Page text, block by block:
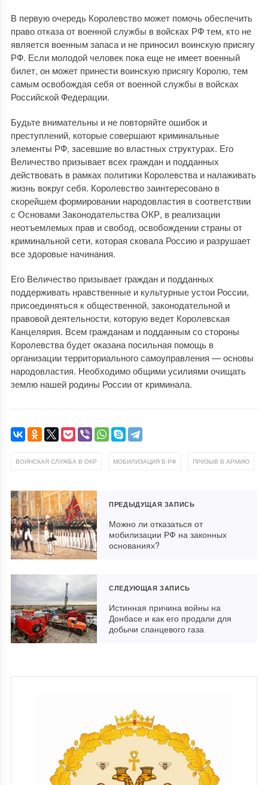
В первую очередь Королевство может помочь обеспечить
право отказа от военной службы в войсках РФ тем, кто не
является военным запаса и не приносил воинскую присягу
РФ. Если молодой человек пока еще не имеет военный
билет, он может принести воинскую присягу Королю, тем
самым освобождая себя от военной службы в войсках
Российской Федерации.
Будьте внимательны и не повторяйте ошибок и
преступлений, которые совершают криминальные
элементы РФ, засевшие во властных структурах. Его
Величество призывает всех граждан и подданных
действовать в рамках политики Королевства и налаживать
жизнь вокруг себя. Королевство заинтересовано в
скорейшем формировании народовластия в соответствии
с Основами Законодательства ОКР, в реализации
неотъемлемых прав и свобод, освобождении страны от
криминальной сети, которая сковала Россию и разрушает
все здоровые начинания.
Его Величество призывает граждан и подданных
поддерживать нравственные и культурные устои России,
присоединяться к общественной, законодательной и
правовой деятельности, которую ведет Королевская
Канцелярия. Всем гражданам и подданным со стороны
Королевства будет оказана посильная помощь в
организации территориального самоуправления — основы
народовластия. Необходимо общими усилиями очищать
землю нашей родины России от криминала.
ВОИНСКАЯ СЛУЖБА В ОКР МОБИЛИЗАЦИЯ В РФ ПРИЗЫВ В АРМИЮ
ПРЕДЫДУЩАЯ ЗАПИСЬ
Можно ли отказаться от
мобилизации РФ на законных
основаниях?
СЛЕДУЮЩАЯ ЗАПИСЬ
Истинная причина войны на
Донбасе и как его продали для
добычи сланцевого газа